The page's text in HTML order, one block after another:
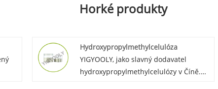
Horké produkty
Hydroxypropylmethylcelulóza
YIGYOOLY, jako slavný dodavatel
hydroxypropylmethylcelulózy v Číně.